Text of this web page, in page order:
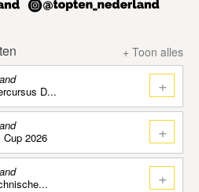
+ Toon alles
D...
+
2026
+
+